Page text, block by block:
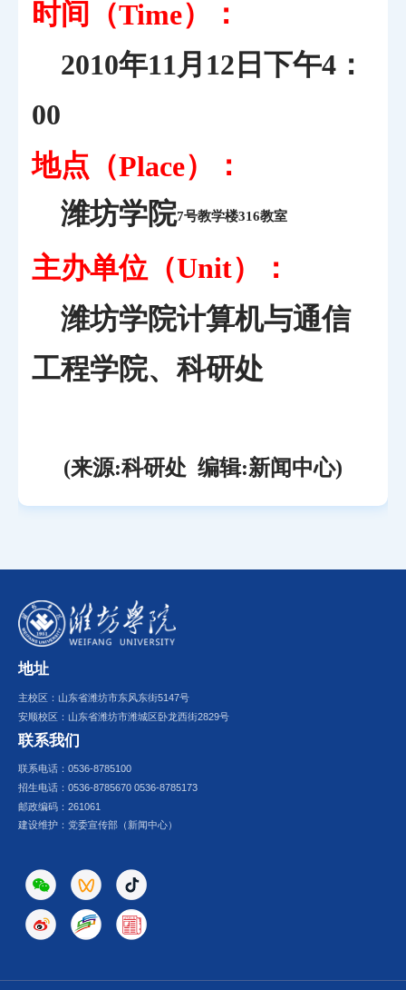
时间（Time）：
2010年11月12日下午4：
00
地点（Place）：
潍坊学院7号教学楼316教室
主办单位（Unit）：
潍坊学院计算机与通信
工程学院、科研处
(来源:科研处 编辑:新闻中心)
地址
主校区：山东省潍坊市东风东街5147号
安顺校区：山东省潍坊市潍城区卧龙西街2829号
联系我们
联系电话：0536-8785100
招生电话：0536-8785670 0536-8785173
邮政编码：261061
建设维护：党委宣传部（新闻中心）